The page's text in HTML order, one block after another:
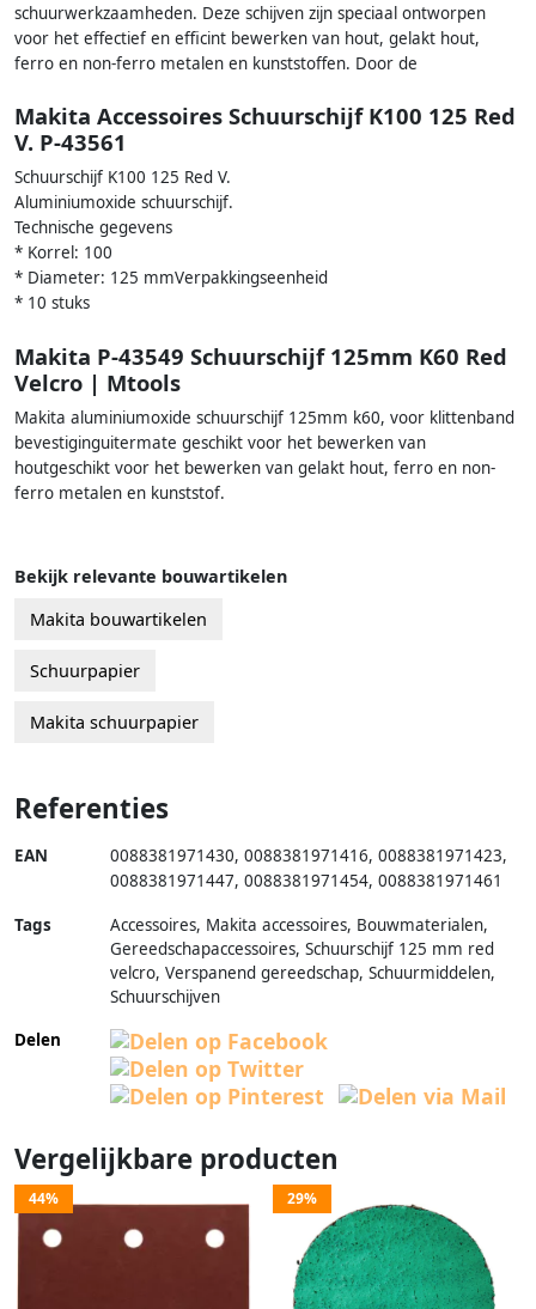
schuurwerkzaamheden. Deze schijven zijn speciaal ontworpen
voor het effectief en efficint bewerken van hout, gelakt hout,
ferro en non-ferro metalen en kunststoffen. Door de
Makita Accessoires Schuurschijf K100 125 Red
V. P-43561
Schuurschijf K100 125 Red V.
Aluminiumoxide schuurschijf.
Technische gegevens
* Korrel: 100
* Diameter: 125 mmVerpakkingseenheid
* 10 stuks
Makita P-43549 Schuurschijf 125mm K60 Red
Velcro | Mtools
Makita aluminiumoxide schuurschijf 125mm k60, voor klittenband
bevestiginguitermate geschikt voor het bewerken van
houtgeschikt voor het bewerken van gelakt hout, ferro en non-
ferro metalen en kunststof.
Bekijk relevante bouwartikelen
Makita bouwartikelen
Schuurpapier
Makita schuurpapier
Referenties
EAN 0088381971430, 0088381971416, 0088381971423,
0088381971447, 0088381971454, 0088381971461
Tags
Accessoires, Makita accessoires, Bouwmaterialen,
Gereedschapaccessoires, Schuurschijf 125 mm red
velcro, Verspanend gereedschap, Schuurmiddelen,
Schuurschijven
Delen
Vergelijkbare producten
44% 29%